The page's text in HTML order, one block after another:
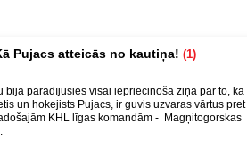
Pujacs atteicās no kautiņa! (1)
bija parādījusies visai iepriecinoša ziņa par to, ka
un hokejists Pujacs, ir guvis uzvaras vārtus pret
KHL līgas komandām - Magņitogorskas